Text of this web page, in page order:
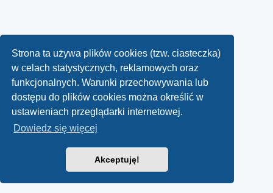
Strona ta używa plików cookies (tzw. ciasteczka)
w celach statystycznych, reklamowych oraz
funkcjonalnych. Warunki przechowywania lub
dostępu do plików cookies można określić w
ustawieniach przeglądarki internetowej.
Dowiedz się więcej
Akceptuję!